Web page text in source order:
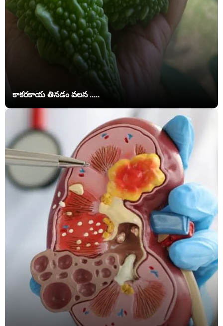
కాకరకాయ తినడం వలన .....